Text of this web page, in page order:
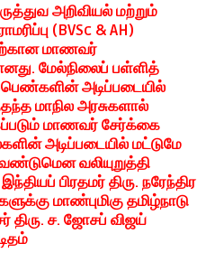
அறிவியல் மற்றும்
(BVSc & AH)
மாணவர்
மேல்நிலைப் பள்ளித்
அடிப்படையில்
மாநில அரசுகளால்
மாணவர் சேர்க்கை
அடிப்படையில் மட்டுமே
வலியுறுத்தி
பிரதமர் திரு. நரேந்திர
மாண்புமிகு தமிழ்நாடு
திரு. ச. ஜோசப் விஜய்